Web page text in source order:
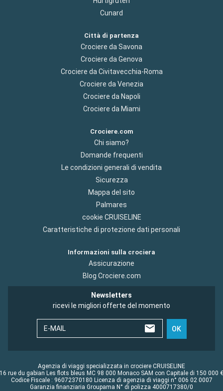
Cunard
Città di partenza
Crociere da Savona
Crociere da Genova
Crociere da Civitavecchia-Roma
Crociere da Venezia
Crociere da Napoli
Crociere da Miami
Crociere.com
Chi siamo?
Domande frequenti
Le condizioni generali di vendita
Sicurezza
Mappa del sito
Palmares
cookie CRUISELINE
Caratteristiche di protezione dati personali
Informazioni sulla crociera
Assicurazione
Blog Crociere.com
Newsletters
ricevi le migliori offerte del momento
E-MAIL OK
Agenzia di viaggi specializzata in crociere CRUISELINE
16 rue du gabian Les flots bleus MC 98 000 Monaco SAM con Capitale di 150 000 €
Codice Fiscale : 96072370180 Licenza di agenzia di viaggi n° 006 02 0007
Garanzia finanziaria Groupama N° di polizza 4000717380/0